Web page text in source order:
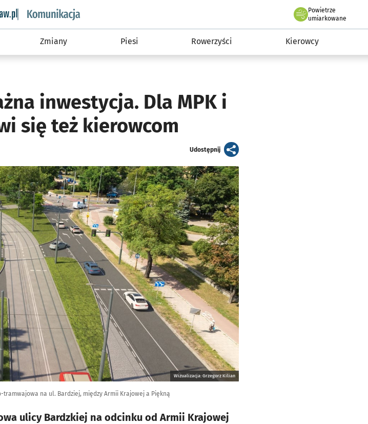
wroclaw.pl podserwis: Komunikacja
Powietrze
we Wrocławiu
umiarkowane
Zmiany Piesi Rowerzyści Kierowcy
inwestycja. Dla MPK i
się też kierowcom
Udostępnijartykuł
Wizualizacja: Grzegorz Kilian
na ul. Bardziej, między Armii Krajowej a Piękną
ulicy Bardzkiej na odcinku od Armii Krajowej